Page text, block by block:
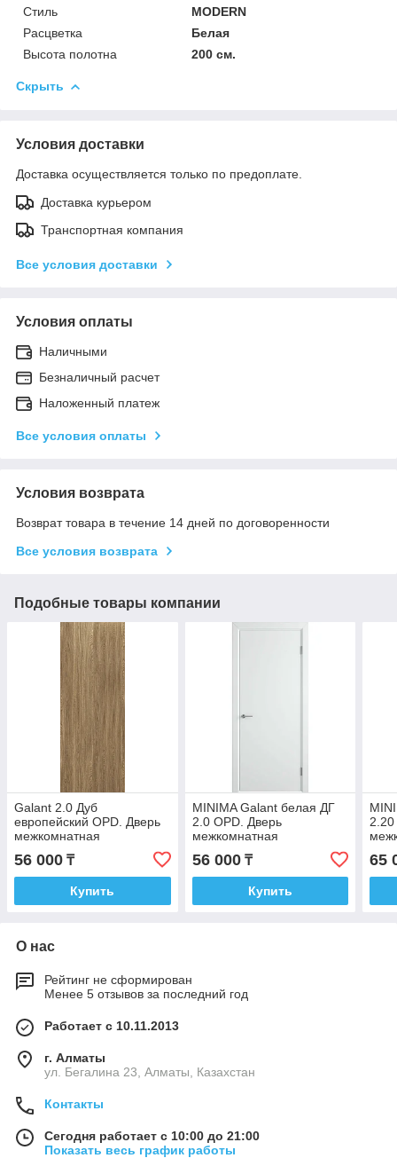
Стиль
MODERN
Расцветка
Белая
Высота полотна
200 см.
Скрыть
Условия доставки
Доставка осуществляется только по предоплате.
Доставка курьером
Транспортная компания
Все условия доставки
Условия оплаты
Наличными
Безналичный расчет
Наложенный платеж
Все условия оплаты
Условия возврата
Возврат товара в течение 14 дней по договоренности
Все условия возврата
Подобные товары компании
Galant 2.0 Дуб
европейский OPD. Дверь
межкомнатная
56 000 ₸
Купить
MINIMA Galant белая ДГ
2.0 OPD. Дверь
межкомнатная
56 000₸
Купить
2.20
65
О нас
Рейтинг не сформирован
Менее 5 отзывов за последний год
Работает с 10.11.2013
г. Алматы
ул. Бегалина 23, Алматы, Казахстан
Контакты
Сегодня работает с 10:00 до 21:00
Показать весь график работы